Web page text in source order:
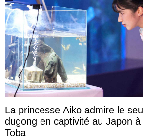
La princesse Aiko admire le
dugong en captivité au Japon à
Toba